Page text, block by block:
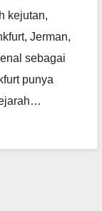
kejutan,
Jerman,
sebagai
punya